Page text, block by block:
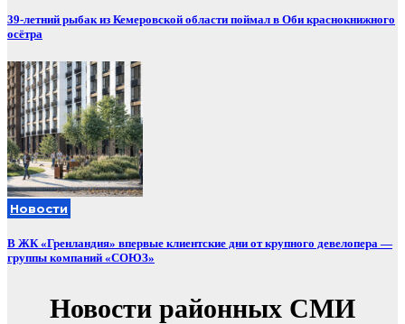
39-летний рыбак из Кемеровской области поймал в Оби краснокнижного
осётра
Новости
В ЖК «Гренландия» впервые клиентские дни от крупного девелопера —
группы компаний «СОЮЗ»